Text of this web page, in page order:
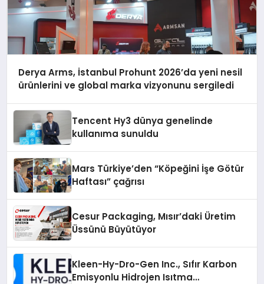
Derya Arms, İstanbul Prohunt 2026’da yeni nesil
ürünlerini ve global marka vizyonunu sergiledi
Tencent Hy3 dünya genelinde
kullanıma sunuldu
Mars Türkiye’den “Köpeğini İşe Götür
Haftası” çağrısı
Cesur Packaging, Mısır’daki Üretim
Üssünü Büyütüyor
Kleen-Hy-Dro-Gen Inc., Sıfır Karbon
Emisyonlu Hidrojen Isıtma